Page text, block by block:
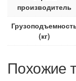
производитель
(кг)
Похожие